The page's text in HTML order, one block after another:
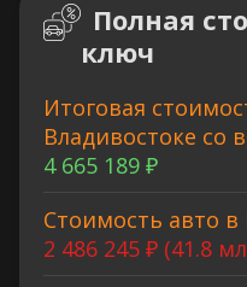
Полная
ключ
Итоговая
Владивостоке со
4 665 189 ₽
Стоимость авто в
2 486 245 ₽ (41.8